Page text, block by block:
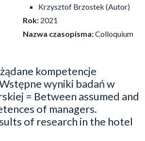
Krzysztof Brzostek (Autor)
Rok: 2021
Nazwa czasopisma:Colloquium
kompetencje
wyniki badań w
= Between assumed and
of managers.
of research in the hotel